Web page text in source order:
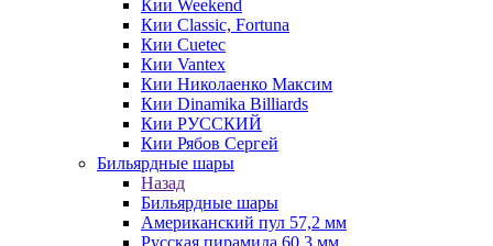
Кии Weekend
Кии Classic, Fortuna
Кии Cuetec
Кии Vantex
Кии Николаенко Максим
Кии Dinamika Billiards
Кии РУССКИЙ
Кии Рябов Сергей
Бильярдные шары
Назад
Бильярдные шары
Американский пул 57,2 мм
Русская пирамида 60,3 мм